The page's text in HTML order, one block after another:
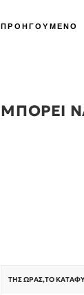
ΠΡΟΗΓΟΥΜΕΝΟ
ΜΠΟΡΕΙ
ΤΗΣ ΏΡΑΣ,ΤΟ